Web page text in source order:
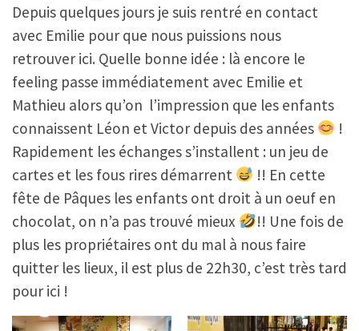
Depuis quelques jours je suis rentré en contact
avec Emilie pour que nous puissions nous
retrouver ici. Quelle bonne idée : là encore le
feeling passe immédiatement avec Emilie et
Mathieu alors qu’on l’impression que les enfants
connaissent Léon et Victor depuis des années
!
Rapidement les échanges s’installent : un jeu de
cartes et les fous rires démarrent
!! En cette
fête de Pâques les enfants ont droit à un oeuf en
chocolat, on n’a pas trouvé mieux
!! Une fois de
plus les propriétaires ont du mal à nous faire
quitter les lieux, il est plus de 22h30, c’est très tard
pour ici !